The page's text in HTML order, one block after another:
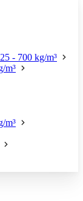
- 700 kg/m³
m³
m³